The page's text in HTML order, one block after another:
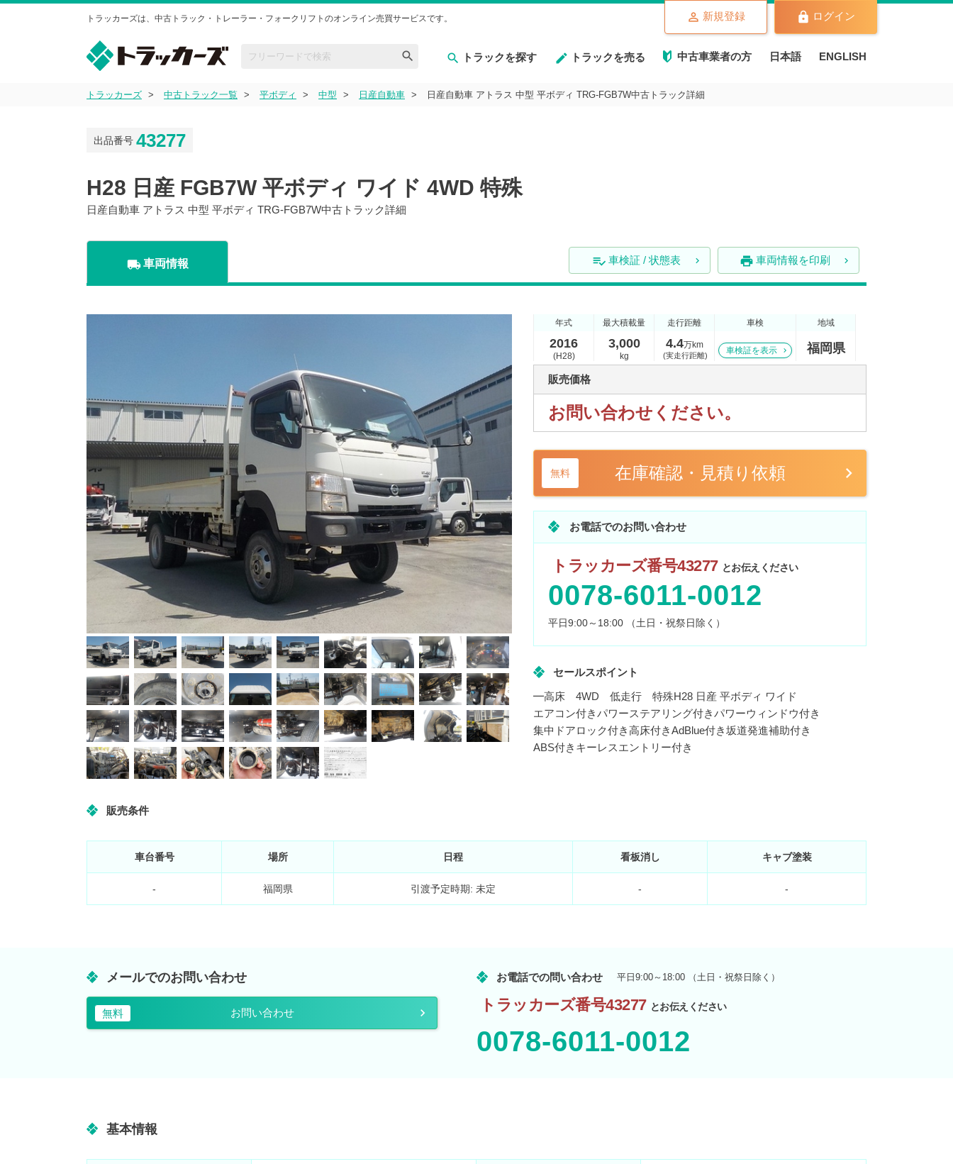
トラッカーズは、中古トラック・トレーラー・フォークリフトのオンライン売買サービスです。
トラックを探す トラックを売る 中古車業者の方 日本語 ENGLISH
新規登録 ログイン
トラッカーズ 中古トラック一覧 平ボディ 中型 日産自動車 日産自動車 アトラス 中型 平ボディ TRG-FGB7W中古トラック詳細
出品番号 43277
H28 日産 FGB7W 平ボディ ワイド 4WD 特殊
日産自動車 アトラス 中型 平ボディ TRG-FGB7W中古トラック詳細
local_shipping 車両情報 print 車両情報を印刷
playlist_add_check 車検証 / 状態表
年式
2016
(H28)
最大積載量
3,000
kg
走行距離
4.4万km
(実走行距離)
車検
車検証を表示
地域
福岡県
販売価格
お問い合わせください。
無料 在庫確認・見積り依頼
お電話でのお問い合わせ
トラッカーズ番号43277 とお伝えください
0078-6011-0012
平日9:00～18:00 （土日・祝祭日除く）
セールスポイント
━高床 4WD 低走行 特殊H28 日産 平ボディ ワイド
エアコン付きパワーステアリング付きパワーウィンドウ付き
集中ドアロック付き高床付きAdBlue付き坂道発進補助付き
ABS付きキーレスエントリー付き
販売条件
車台番号 場所 日程 看板消し キャブ塗装
- 福岡県 引渡予定時期: 未定 - -
メールでのお問い合わせ
無料 お問い合わせ
お電話での問い合わせ 平日9:00～18:00 （土日・祝祭日除く）
トラッカーズ番号43277 とお伝えください
0078-6011-0012
基本情報